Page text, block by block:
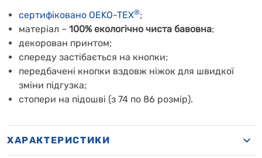
сертифіковано OEKO-TEX®;
матеріал – 100% екологічно чиста бавовна;
декорован принтом;
спереду застібається на кнопки;
передбачені кнопки вздовж ніжок для швидкої
зміни підгузка;
стопери на підошві (з 74 по 86 розмір).
ХАРАКТЕРИСТИКИ